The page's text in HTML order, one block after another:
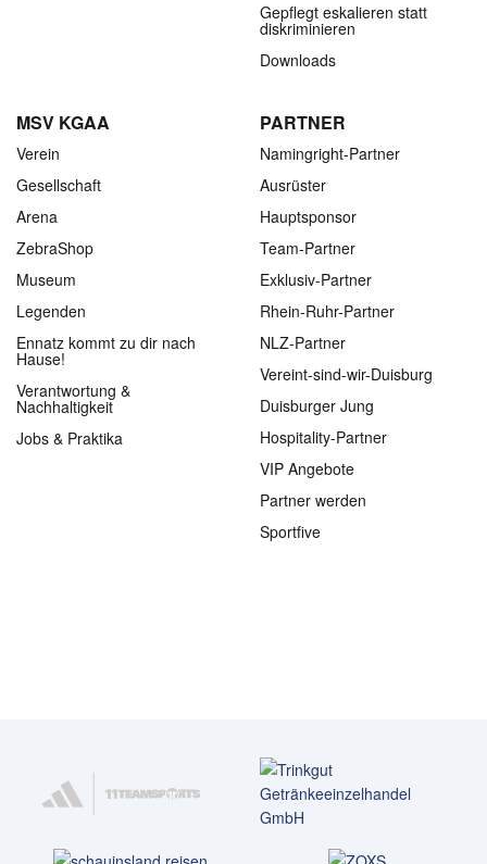
Gepflegt eskalieren statt
diskriminieren
Downloads
MSV KGAA
Verein
Gesellschaft
Arena
ZebraShop
Museum
Legenden
Ennatz kommt zu dir nach
Hause!
Verantwortung &
Nachhaltigkeit
Jobs & Praktika
PARTNER
Namingright-Partner
Ausrüster
Hauptsponsor
Team-Partner
Exklusiv-Partner
Rhein-Ruhr-Partner
NLZ-Partner
Vereint-sind-wir-Duisburg
Duisburger Jung
Hospitality-Partner
VIP Angebote
Partner werden
Sportfive